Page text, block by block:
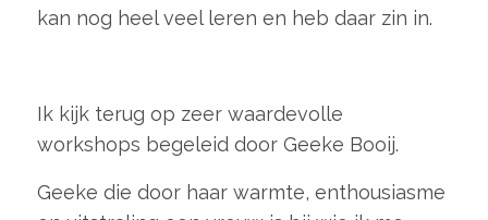
kan nog heel veel leren en heb daar zin in.
Ik kijk terug op zeer waardevolle
workshops begeleid door Geeke Booij.
Geeke die door haar warmte, enthousiasme